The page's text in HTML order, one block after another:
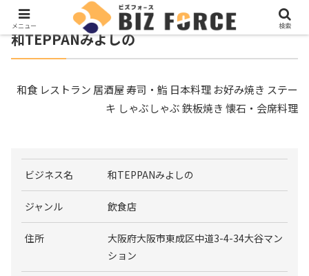
和TEPPANみよしの
和食 レストラン 居酒屋 寿司・鮨 日本料理 お好み焼き ステー
キ しゃぶしゃぶ 鉄板焼き 懐石・会席料理
ビジネス名 和TEPPANみよしの
ジャンル 飲食店
住所
大阪府大阪市東成区中道3-4-34大谷マン
ション
メニュー 検索